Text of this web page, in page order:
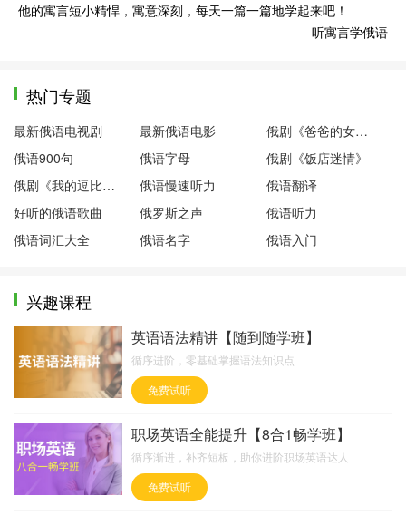
他的寓言短小精悍，寓意深刻，每天一篇一篇地学起来吧！
-听寓言学俄语
热门专题
最新俄语电视剧 最新俄语电影
俄剧《爸爸的女儿们》
俄语900句
俄语字母
俄剧《饭店迷情》
俄剧《我的逗比老师》
俄语慢速听力
俄语翻译
好听的俄语歌曲
俄罗斯之声
俄语听力
俄语词汇大全
俄语名字 俄语入门
兴趣课程
英语语法精讲【随到随学班】
循序进阶，零基础掌握语法知识点
免费试听
职场英语全能提升【8合1畅学班】
循序渐进，补齐短板，助你进阶职场英语达人
免费试听